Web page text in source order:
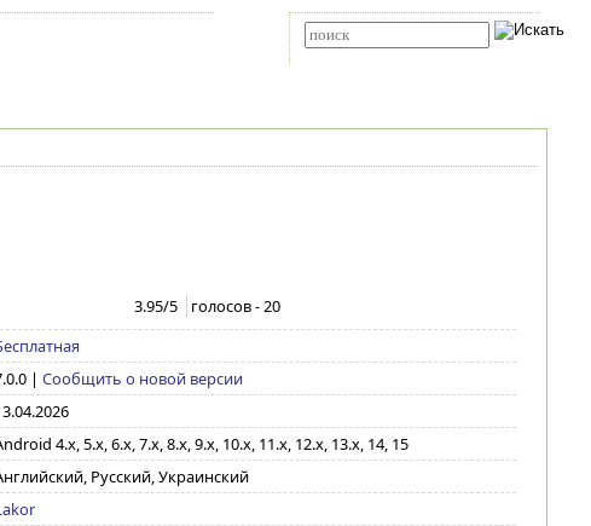
3.95/5 голосов -20
| Сообщить о новой версии
4.x, 5.x, 6.x, 7.x, 8.x, 9.x, 10.x, 11.x, 12.x, 13.x, 14, 15
Русский, Украинский